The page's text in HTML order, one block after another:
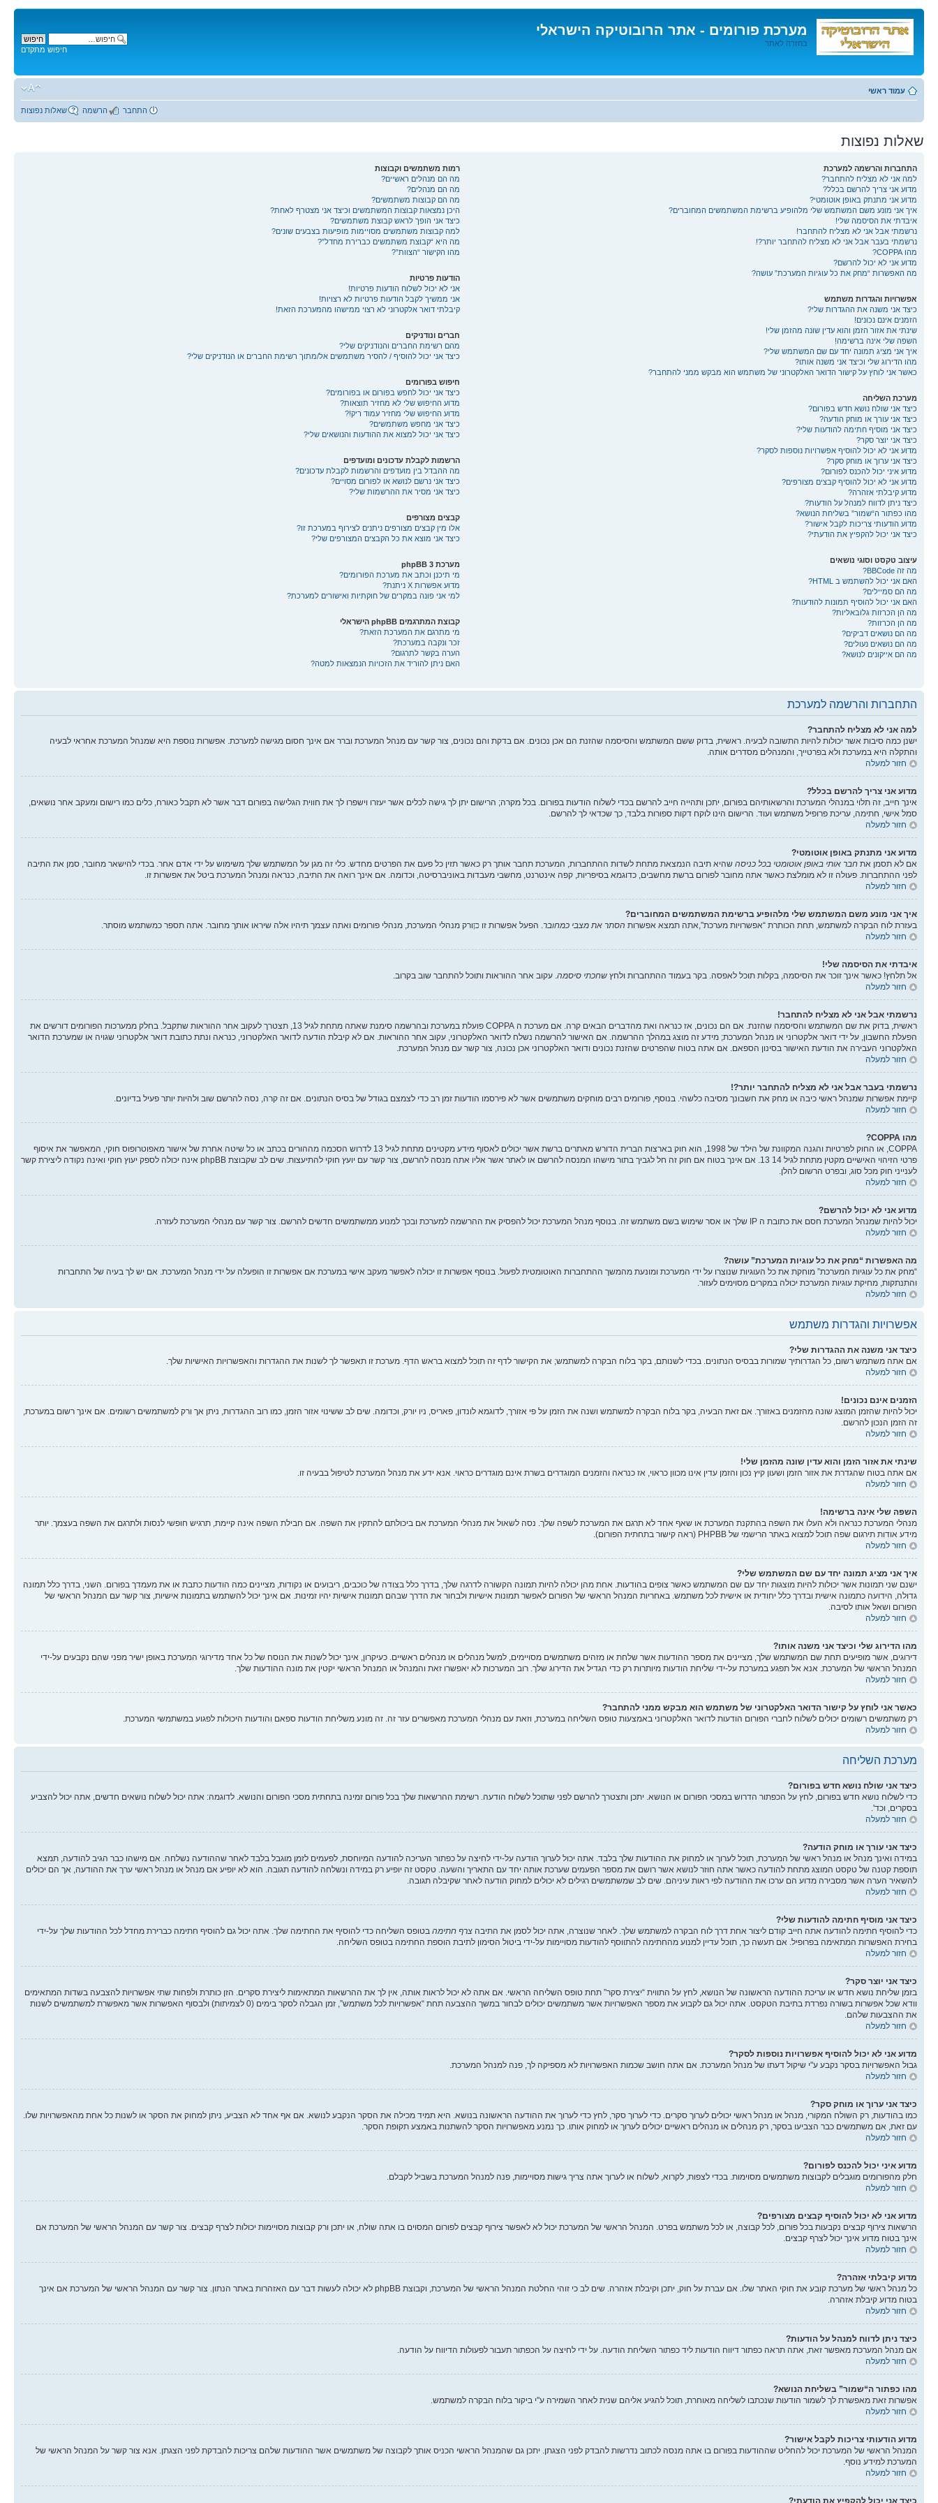
מערכת פורומים - אתר הרובוטיקה הישראלי
בחזרה לאתר
לתוכן
חיפוש מתקדם
עמוד ראשי
שאלות נפוצות הרשמה התחבר
שאלות נפוצות
התחברות והרשמה למערכת
למה אני לא מצליח להתחבר?
מדוע אני צריך להרשם בכלל?
מדוע אני מתנתק באופן אוטומטי?
איך אני מונע משם המשתמש שלי מלהופיע ברשימת המשתמשים המחוברים?
איבדתי את הסיסמה שלי!
נרשמתי אבל אני לא מצליח להתחבר!
נרשמתי בעבר אבל אני לא מצליח להתחבר יותר?!
מהו COPPA?
מדוע אני לא יכול להרשם?
מה האפשרות “מחק את כל עוגיות המערכת” עושה?
אפשרויות והגדרות משתמש
כיצד אני משנה את ההגדרות שלי?
הזמנים אינם נכונים!
שינתי את אזור הזמן והוא עדין שונה מהזמן שלי!
השפה שלי אינה ברשימה!
איך אני מציג תמונה יחד עם שם המשתמש שלי?
מהו הדירוג שלי וכיצד אני משנה אותו?
כאשר אני לוחץ על קישור הדואר האלקטרוני של משתמש הוא מבקש ממני להתחבר?
מערכת השליחה
כיצד אני שולח נושא חדש בפורום?
כיצד אני עורך או מוחק הודעה?
כיצד אני מוסיף חתימה להודעות שלי?
כיצד אני יוצר סקר?
מדוע אני לא יכול להוסיף אפשרויות נוספות לסקר?
כיצד אני ערוך או מוחק סקר?
מדוע איני יכול להכנס לפורום?
מדוע אני לא יכול להוסיף קבצים מצורפים?
מדוע קיבלתי אזהרה?
כיצד ניתן לדווח למנהל על הודעות?
מהו כפתור ה“שמור” בשליחת הנושא?
מדוע הודעותי צריכות לקבל אישור?
כיצד אני יכול להקפיץ את הודעתי?
עיצוב טקסט וסוגי נושאים
מה זה BBCode?
האם אני יכול להשתמש ב HTML?
מה הם סמיילים?
האם אני יכול להוסיף תמונות להודעות?
מה הן הכרזות גלובאליות?
מה הן הכרזות?
מה הם נושאים דביקים?
מה הם נושאים נעולים?
מה הם אייקונים לנושא?
רמות משתמשים וקבוצות
מה הם מנהלים ראשיים?
מה הם מנהלים?
מה הם קבוצות משתמשים?
היכן נמצאות קבוצות המשתמשים וכיצד אני מצטרף לאחת?
כיצד אני הופך לראש קבוצת משתמשים?
למה קבוצות משתמשים מסויימות מופיעות בצבעים שונים?
מה היא “קבוצת משתמשים כברירת מחדל”?
מהו הקישור “הצוות”?
הודעות פרטיות
אני לא יכול לשלוח הודעות פרטיות!
אני ממשיך לקבל הודעות פרטיות לא רצויות!
קיבלתי דואר אלקטרוני לא רצוי ממישהו מהמערכת הזאת!
חברים ונודניקים
מהם רשימת החברים והנודניקים שלי?
כיצד אני יכול להוסיף / להסיר משתמשים אל/מתוך רשימת החברים או הנודניקים שלי?
חיפוש בפורומים
כיצד אני יכול לחפש בפורום או בפורומים?
מדוע החיפוש שלי לא מחזיר תוצאות?
מדוע החיפוש שלי מחזיר עמוד ריק!?
כיצד אני מחפש משתמשים?
כיצד אני יכול למצוא את ההודעות והנושאים שלי?
הרשמות לקבלת עדכונים ומועדפים
מה ההבדל בין מועדפים והרשמות לקבלת עדכונים?
כיצד אני נרשם לנושא או לפורום מסויים?
כיצד אני מסיר את ההרשמות שלי?
קבצים מצורפים
אלו מין קבצים מצורפים ניתנים לצירוף במערכת זו?
כיצד אני מוצא את כל הקבצים המצורפים שלי?
מערכת phpBB 3
מי תיכנן וכתב את מערכת הפורומים?
מדוע אפשרות X ניתנת?
למי אני פונה במקרים של חוקתיות ואישורים למערכת?
קבוצת המתרגמים phpBB הישראלי
מי מתרגם את המערכת הזאת?
זכר ונקבה במערכת?
הערה בקשר לתרגום?
האם ניתן להוריד את הזכויות הנמצאות למטה?
התחברות והרשמה למערכת
למה אני לא מצליח להתחבר?
ישנן כמה סיבות אשר יכולות להיות התשובה לבעיה. ראשית, בדוק ששם המשתמש והסיסמה שהזנת הם אכן נכונים. אם בדקת והם נכונים, צור קשר עם מנהל המערכת וברר אם אינך חסום מגישה למערכת. אפשרות נוספת היא שמנהל המערכת אחראי לבעיה
והתקלה היא במערכת ולא בפרטייך, והמנהלים מסדרים אותה.
חזור למעלה
מדוע אני צריך להרשם בכלל?
אינך חייב, זה תלוי במנהלי המערכת והרשאותיהם בפורום, יתכן ותהייה חייב להרשם בכדי לשלוח הודעות בפורום. בכל מקרה; הרישום יתן לך גישה לכלים אשר יעזרו וישפרו לך את חווית הגלישה בפורום דבר אשר לא תקבל כאורח, כלים כמו רישום ומעקב אחר נושאים,
סמל אישי, חתימה, עריכת פרופיל משתמש ועוד. הרישום הינו לוקח דקות ספורות בלבד, כך שכדאי לך להרשם.
חזור למעלה
מדוע אני מתנתק באופן אוטומטי?
אם לא תסמן את חבר אותי באופן אוטומטי בכל כניסה שהיא תיבה הנמצאת מתחת לשדות ההתחברות, המערכת תחבר אותך רק כאשר תזין כל פעם את הפרטים מחדש. כלי זה מגן על המשתמש שלך משימוש על ידי אדם אחר. בכדי להישאר מחובר, סמן את התיבה
לפני ההתחברות. פעולה זו לא מומלצת כאשר אתה מחובר לפורום ברשת מחשבים, כדוגמא בסיפריות, קפה אינטרנט, מחשבי מעבדות באוניברסיטה, וכדומה. אם אינך רואה את התיבה, כנראה ומנהל המערכת ביטל את אפשרות זו.
חזור למעלה
איך אני מונע משם המשתמש שלי מלהופיע ברשימת המשתמשים המחוברים?
בעזרת לוח הבקרה למשתמש, תחת הכותרת “אפשרויות מערכת”,אתה תמצא אפשרות הסתר את מצבי כמחובר. הפעל אפשרות זו כןורק מנהלי המערכת, מנהלי פורומים ואתה עצמך תיהיו אלה שיראו אותך מחובר. אתה תספר כמשתמש מוסתר.
חזור למעלה
איבדתי את הסיסמה שלי!
אל תלחץ! כאשר אינך זוכר את הסיסמה, בקלות תוכל לאפסה. בקר בעמוד ההתחברות ולחץ שחכתי סיסמה. עקוב אחר ההוראות ותוכל להתחבר שוב בקרוב.
חזור למעלה
נרשמתי אבל אני לא מצליח להתחבר!
ראשית, בדוק את שם המשתמש והסיסמה שהזנת. אם הם נכונים, אז כנראה ואת מהדברים הבאים קרה. אם מערכת ה COPPA פועלת במערכת ובהרשמה סימנת שאתה מתחת לגיל 13, תצטרך לעקוב אחר ההוראות שתקבל. בחלק ממערכות הפורומים דורשים את
הפעלת החשבון, על ידי דואר אלקטרוני או מנהל המערכת; מידע זה מוצג במהלך ההרשמה. אם האישור להרשמה נשלח לדואר האלקטרוני, עקוב אחר ההוראות. אם לא קיבלת הודעה לדואר האלקטרוני, כנראה ונתת כתובת דואר אלקטרוני שגויה או שמערכת הדואר
האלקטרוני העבירה את הודעת האישור בסינון הספאם. אם אתה בטוח שהפרטים שהזנת נכונים ודואר האלקטרוני אכן נכונה, צור קשר עם מנהל המערכת.
חזור למעלה
נרשמתי בעבר אבל אני לא מצליח להתחבר יותר?!
קיימת אפשרות שמנהל ראשי כיבה או מחק את חשבונך מסיבה כלשהי. בנוסף, פורומים רבים מוחקים משתמשים אשר לא פירסמו הודעות זמן רב כדי לצמצם בגודל של בסיס הנתונים. אם זה קרה, נסה להרשם שוב ולהיות יותר פעיל בדיונים.
חזור למעלה
מהו COPPA?
COPPA, או החוק לפרטיות והגנה המקוונת של הילד של 1998, הוא חוק בארצות הברית הדורש מאתרים ברשת אשר יכולים לאסוף מידע מקטינים מתחת לגיל 13 לדרוש הסכמה מההורים בכתב או כל שיטה אחרת של אישור מאפוטרופוס חוקי, המאפשר את איסוף
פרטי הזיהוי האישיים מקטין מתחת לגיל 14 13. אם אינך בטוח אם חוק זה חל לגביך בתור מישהו המנסה להרשם או לאתר אשר אליו אתה מנסה להרשם, צור קשר עם יועץ חוקי להתיעצות. שים לב שקבוצת phpBB אינה יכולה לספק יעוץ חוקי ואינה נקודה ליצירת קשר
לענייני חוק מכל סוג, ובפרט הרשום להלן.
חזור למעלה
מדוע אני לא יכול להרשם?
יכול להיות שמנהל המערכת חסם את כתובת ה IP שלך או אסר שימוש בשם משתמש זה. בנוסף מנהל המערכת יכול להפסיק את ההרשמה למערכת ובכך למנוע ממשתמשים חדשים להרשם. צור קשר עם מנהלי המערכת לעזרה.
חזור למעלה
מה האפשרות “מחק את כל עוגיות המערכת” עושה?
“מחק את כל עוגיות המערכת” מוחקת את כל העוגיות שנוצרו על ידי המערכת ומונעת מהמשך ההתחברות האוטומטית לפעול. בנוסף אפשרות זו יכולה לאפשר מעקב אישי במערכת אם אפשרות זו הופעלה על ידי מנהל המערכת. אם יש לך בעיה של התחברות
והתנתקות, מחיקת עוגיות המערכת יכולה במקרים מסוימים לעזור.
חזור למעלה
אפשרויות והגדרות משתמש
כיצד אני משנה את ההגדרות שלי?
אם אתה משתמש רשום, כל הגדרותיך שמורות בבסיס הנתונים. בכדי לשנותם, בקר בלוח הבקרה למשתמש; את הקישור לדף זה תוכל למצוא בראש הדף. מערכת זו תאפשר לך לשנות את ההגדרות והאפשרויות האישיות שלך.
חזור למעלה
הזמנים אינם נכונים!
יכול להיות שהזמן המוצג שונה מהזמנים באזורך. אם זאת הבעיה, בקר בלוח הבקרה למשתמש ושנה את הזמן על פי אזורך, לדוגמא לונדון, פאריס, ניו יורק, וכדומה. שים לב ששינוי אזור הזמן, כמו רוב ההגדרות, ניתן אך ורק למשתמשים רשומים. אם אינך רשום במערכת,
זה הזמן הנכון להרשם.
חזור למעלה
שינתי את אזור הזמן והוא עדין שונה מהזמן שלי!
אם אתה בטוח שהגדרת את אזור הזמן ושעון קיץ נכון והזמן עדין אינו מכוון כראוי, אז כנראה והזמנים המוגדרים בשרת אינם מוגדרים כראוי. אנא ידע את מנהל המערכת לטיפול בבעיה זו.
חזור למעלה
השפה שלי אינה ברשימה!
מנהלי המערכת כנראה ולא העלו את השפה בהתקנת המערכת או שאף אחד לא תרגם את המערכת לשפה שלך. נסה לשאול את מנהלי המערכת אם ביכולתם להתקין את השפה. אם חבילת השפה אינה קיימת, תרגיש חופשי לנסות ולתרגם את השפה בעצמך. יותר
מידע אודות תירגום שפה תוכל למצוא באתר הרישמי של PHPBB (ראה קישור בתחתית הפורום).
חזור למעלה
איך אני מציג תמונה יחד עם שם המשתמש שלי?
ישנם שני תמונות אשר יכולות להיות מוצגות יחד עם שם המשתמש כאשר צופים בהודעות. אחת מהן יכולה להיות תמונה הקשורה לדרגה שלך, בדרך כלל בצודה של כוכבים, ריבועים או נקודות, מציינים כמה הודעות כתבת או את מעמדך בפורום. השני, בדרך כלל תמונה
גדולה, הידועה כתמונה אישית ובדרך כלל יחודית או אישית לכל משתמש. באחריות המנהל הראשי של הפורום לאפשר תמונות אישיות ולבחור את הדרך שבהם תמונות אישיות יהיו זמינות. אם אינך יכול להשתמש בתמונות אישיות, צור קשר עם המנהל הראשי של
הפורום ושאל אותו לסיבה.
חזור למעלה
מהו הדירוג שלי וכיצד אני משנה אותו?
דירוגים, אשר מופיעים תחת שם המשתמש שלך, מציינים את מספר ההודעות אשר שלחת או מזהים משתמשים מסויימים, למשל מנהלים או מנהלים ראשיים. כעיקרון, אינך יכול לשנות את הנוסח של כל אחד מדירוגי המערכת באופן ישיר מפני שהם נקבעים על-ידי
המנהל הראשי של המערכת. אנא אל תפגע במערכת על-ידי שליחת הודעות מיותרות רק כדי הגדיל את הדירוג שלך. רוב המערכות לא יאפשרו זאת והמנהל או המנהל הראשי יקטין את מונה ההודעות שלך.
חזור למעלה
כאשר אני לוחץ על קישור הדואר האלקטרוני של משתמש הוא מבקש ממני להתחבר?
רק משתמשים רשומים יכולים לשלוח לחברי הפורום הודעות לדואר האלקטרוני באמצעות טופס השליחה במערכת, וזאת עם מנהלי המערכת מאפשרים עזר זה. זה מונע משליחת הודעות ספאם והודעות היכולות לפגוע במשתמשי המערכת.
חזור למעלה
מערכת השליחה
כיצד אני שולח נושא חדש בפורום?
כדי לשלוח נושא חדש בפורום, לחץ על הכפתור הדרוש במסכי הפורום או הנושא. יתכן ותצטרך להרשם לפני שתוכל לשלוח הודעה. רשימת ההרשאות שלך בכל פורום זמינה בתחתית מסכי הפורום והנושא. לדוגמה: אתה יכול לשלוח נושאים חדשים, אתה יכול להצביע
בסקרים, וכד'.
חזור למעלה
כיצד אני עורך או מוחק הודעה?
במידה ואינך מנהל או מנהל ראשי של המערכת, תוכל לערוך או למחוק את ההודעות שלך בלבד. אתה יכול לערוך הודעה על-ידי לחיצה על כפתור העריכה להודעה המיוחסת, לפעמים לזמן מוגבל בלבד לאחר שההודעה נשלחה. אם מישהו כבר הגיב להודעה, תמצא
תוספת קטנה של טקסט המוצג מתחת להודעה כאשר אתה חוזר לנושא אשר רושם את מספר הפעמים שערכת אותה יחד עם התאריך והשעה. טקסט זה יופיע רק במידה ונשלחה להודעה תגובה. הוא לא יופיע אם מנהל או מנהל ראשי ערך את ההודעה, אך הם יכולים
להשאיר הערה אשר מסבירה מדוע הם ערכו את ההודעה לפי ראות עיניהם. שים לב שמשתמשים רגילים לא יכולים למחוק הודעה לאחר שקיבלה תגובה.
חזור למעלה
כיצד אני מוסיף חתימה להודעות שלי?
כדי להוסיף חתימה להודעה אתה חייב קודם ליצור אחת דרך לוח הבקרה למשתמש שלך. לאחר שנוצרה, אתה יכול לסמן את התיבה צרף חתימה בטופס השליחה כדי להוסיף את החתימה שלך. אתה יכול גם להוסיף חתימה כברירת מחדל לכל ההודעות שלך על-ידי
בחירת האפשרות המתאימה בפרופיל. אם תעשה כך, תוכל עדיין למנוע מהחתימה להתווסף להודעות מסויימות על-ידי ביטול הסימון לתיבת הוספת החתימה בטופס השליחה.
חזור למעלה
כיצד אני יוצר סקר?
בזמן שליחת נושא חדש או עריכת ההודעה הראשונה של הנושא, לחץ על התווית “יצירת סקר” תחת טופס השליחה הראשי. אם אתה לא יכול לראות אותה, אין לך את ההרשאות המתאימות ליצירת סקרים. הזן כותרת ולפחות שתי אפשרויות להצבעה בשדות המתאימים
וודא שכל אפשרות בשורה נפרדת בתיבת הטקסט. אתה יכול גם לקבוע את מספר האפשרויות אשר משתמשים יכולים לבחור במשך ההצבעה תחת “אפשרויות לכל משתמש”, זמן הגבלה לסקר בימים (0 לצמיתות) ולבסוף האפשרות אשר מאפשרת למשתמשים לשנות
את ההצבעות שלהם.
חזור למעלה
מדוע אני לא יכול להוסיף אפשרויות נוספות לסקר?
גבול האפשרויות בסקר נקבע ע"י שיקול דעתו של מנהל המערכת. אם אתה חושב שכמות האפשרויות לא מספיקה לך, פנה למנהל המערכת.
חזור למעלה
כיצד אני ערוך או מוחק סקר?
כמו בהודעות, רק השולח המקורי, מנהל או מנהל ראשי יכולים לערוך סקרים. כדי לערוך סקר, לחץ כדי לערוך את ההודעה הראשונה בנושא. היא תמיד מכילה את הסקר הנקבע לנושא. אם אף אחד לא הצביע, ניתן למחוק את הסקר או לשנות כל אחת מהאפשרויות שלו.
עם זאת, אם משתמשים כבר הצביעו בסקר, רק מנהלים או מנהלים ראשיים יכולים לערוך או למחוק אותו. כך נמנע מאפשרויות הסקר להשתנות באמצע תקופת הסקר.
חזור למעלה
מדוע איני יכול להכנס לפורום?
חלק מהפורומים מוגבלים לקבוצות משתמשים מסוימות. בכדי לצפות, לקרוא, לשלוח או לערוך אתה צריך גישות מסויימות, פנה למנהל המערכת בשביל לקבלם.
חזור למעלה
מדוע אני לא יכול להוסיף קבצים מצורפים?
הרשאות צירוף קבצים נקבעות בכל פורום, לכל קבוצה, או לכל משתמש בפרט. המנהל הראשי של המערכת יכול לא לאפשר צירוף קבצים לפורום המסוים בו אתה שולח, או יתכן ורק קבוצות מסויימות יכולות לצרף קבצים. צור קשר עם המנהל הראשי של המערכת אם
אינך בטוח מדוע אינך יכול לצרף קבצים.
חזור למעלה
מדוע קיבלתי אזהרה?
כל מנהל ראשי של מערכת קובע את חוקי האתר שלו. אם עברת על חוק, יתכן וקיבלת אזהרה. שים לב כי זוהי החלטת המנהל הראשי של המערכת, וקבוצת phpBB לא יכולה לעשות דבר עם האזהרות באתר הנתון. צור קשר עם המנהל הראשי של המערכת אם אינך
בטוח מדוע קיבלת אזהרה.
חזור למעלה
כיצד ניתן לדווח למנהל על הודעות?
אם מנהל המערכת מאפשר זאת, אתה תראה כפתור דיווח הודעות ליד כפתור השליחת הודעה. על ידי לחיצה על הכפתור תעבור לפעולות הדיווח על הודעה.
חזור למעלה
מהו כפתור ה“שמור” בשליחת הנושא?
אפשרות זאת מאפשרת לך לשמור הודעות שנכתבו לשליחה מאוחרת, תוכל להגיע אליהם שנית לאחר השמירה ע"י ביקור בלוח הבקרה למשתמש.
חזור למעלה
מדוע הודעותי צריכות לקבל אישור?
המנהל הראשי של המערכת יכול להחליט שההודעות בפורום בו אתה מנסה לכתוב נדרשות להבדק לפני הצגתן. יתכן גם שהמנהל הראשי הכניס אותך לקבוצה של משתמשים אשר ההודעות שלהם צריכות להבדקת לפני הצגתן. אנא צור קשר על המנהל הראשי של
המערכת למידע נוסף.
חזור למעלה
כיצד אני יכול להקפיץ את הודעתי?